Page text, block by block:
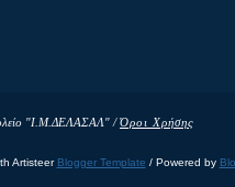
"Ι.Μ.ΔΕΛΑΣΑΛ" /Όροι Χρήσης
Artisteer Blogger Template / Powered by